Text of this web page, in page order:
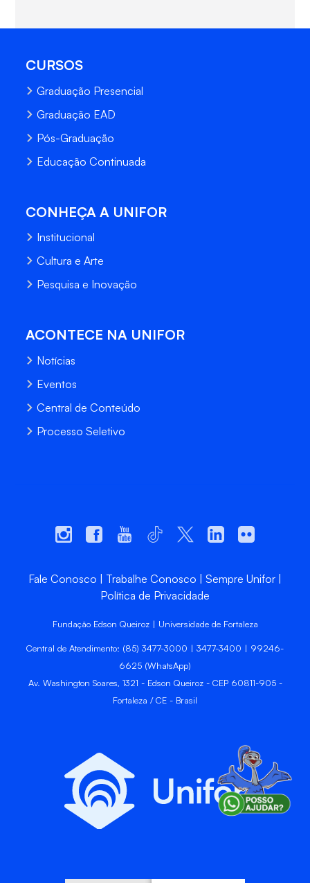
CURSOS
Graduação Presencial
Graduação EAD
Pós-Graduação
Educação Continuada
CONHEÇA A UNIFOR
Institucional
Cultura e Arte
Pesquisa e Inovação
ACONTECE NA UNIFOR
Notícias
Eventos
Central de Conteúdo
Processo Seletivo
Fale Conosco Trabalhe Conosco
Sempre Unifor
Política de Privacidade
Fundação Edson Queiroz | Universidade de Fortaleza
Central de Atendimento: (85) 3477-3000 | 3477-3400 | 99246-
6625 (WhatsApp)
Av. Washington Soares, 1321 - Edson Queiroz - CEP 60811-905 -
Fortaleza / CE - Brasil